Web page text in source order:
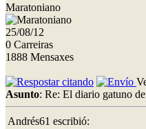
Maratoniano
25/08/12
0 Carreiras
1888 Mensaxes
Asunto: Re: El diario gatuno
Andrés61 escribió: